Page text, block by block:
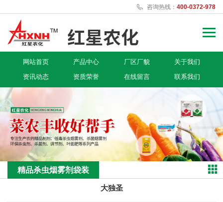
咨询热线： 400-0372-978
网站首页 产品中心 厂区厂貌
关于我们
资讯动态
资质荣誉 在线留言 联系我们
精品杀虫烟雾剂袋装
大独圣